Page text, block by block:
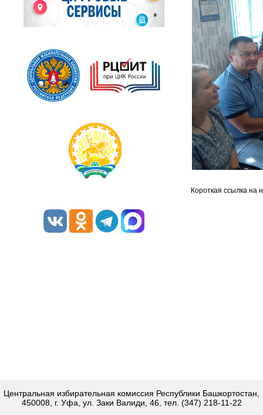
Короткая ссылка на
Центральная избирательная комиссия Республики Башкортостан,
450008, г. Уфа, ул. Заки Валиди, 46, тел. (347) 218-11-22